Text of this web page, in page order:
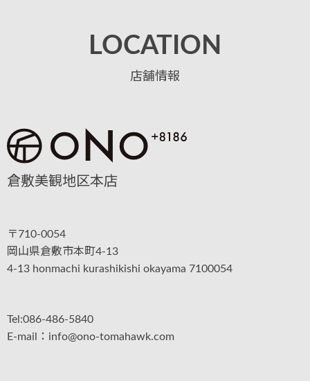
LOCATION
店舗情報
倉敷美観地区本店
〒710-0054
岡山県倉敷市本町4-13
4-13 honmachi kurashikishi okayama 7100054
Tel:086-486-5840
E-mail：info@ono-tomahawk.com